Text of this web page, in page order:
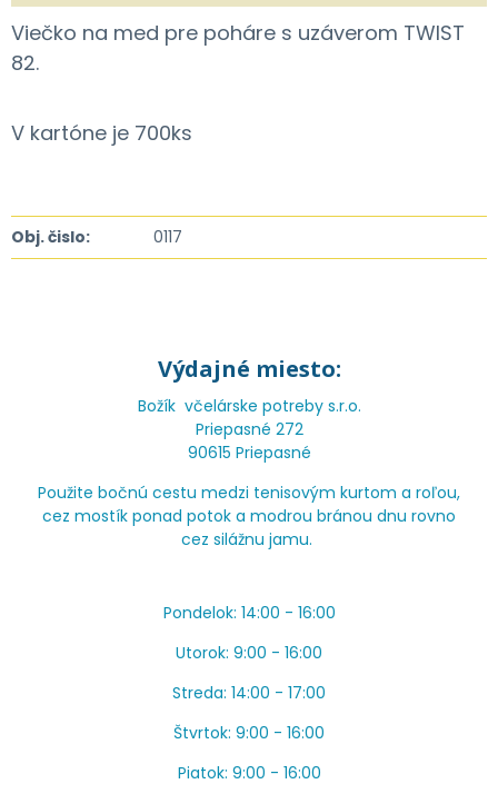
Viečko na med pre poháre s uzáverom TWIST
82.
V kartóne je 700ks
Obj. čislo: 0117
Výdajné miesto:
Božík včelárske potreby s.r.o.
Priepasné 272
90615 Priepasné
Použite bočnú cestu medzi tenisovým kurtom a roľou,
cez mostík ponad potok a modrou bránou dnu rovno
cez silážnu jamu.
Pondelok: 14:00 - 16:00
Utorok: 9:00 - 16:00
Streda: 14:00 - 17:00
Štvrtok: 9:00 - 16:00
Piatok: 9:00 - 16:00